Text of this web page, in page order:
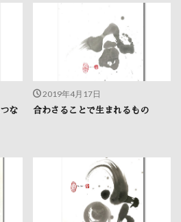
な
2019年4月17日
合わさることで生まれるもの